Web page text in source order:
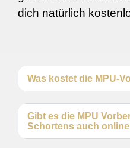
dich natürlich
Was kostet die MPU-
Gibt es die MPU
Schortens auch